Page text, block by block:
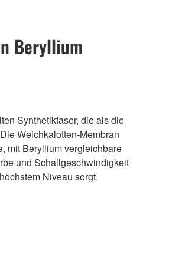
Beryllium
Synthetikfaser, die als die
Weichkalotten-Membran
mit Beryllium vergleichbare
und Schallgeschwindigkeit
Niveau sorgt.